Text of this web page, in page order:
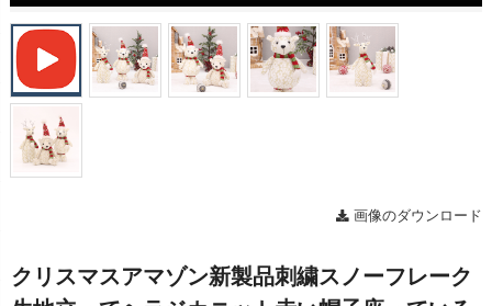
画像のダウンロード
クリスマスアマゾン新製品刺繍スノーフレーク